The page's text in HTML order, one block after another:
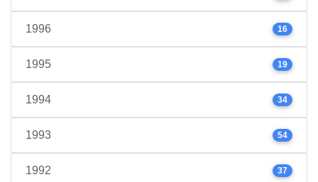
1996 16
1995 19
1994 34
1993 54
1992 37